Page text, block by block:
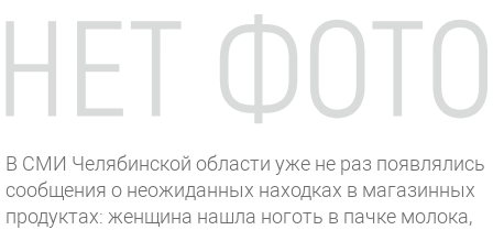
В СМИ Челябинской области уже не раз появлялись
сообщения о неожиданных находках в магазинных
продуктах: женщина нашла ноготь в пачке молока,